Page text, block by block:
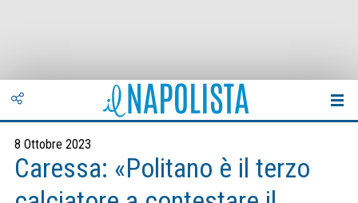
8 Ottobre 2023
Caressa: «Politano è il terzo